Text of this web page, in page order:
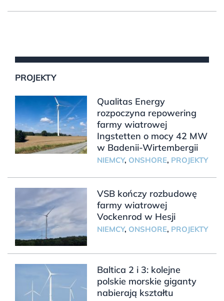
PROJEKTY
Qualitas Energy
rozpoczyna repowering
farmy wiatrowej
Ingstetten o mocy 42 MW
w Badenii-Wirtembergii
NIEMCY, ONSHORE, PROJEKTY
VSB kończy rozbudowę
farmy wiatrowej
Vockenrod w Hesji
NIEMCY, ONSHORE, PROJEKTY
Baltica 2 i 3: kolejne
polskie morskie giganty
nabierają kształtu